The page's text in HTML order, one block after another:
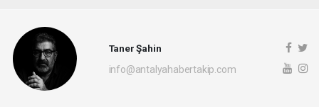
Taner Şahin
info@antalyahabertakip.com